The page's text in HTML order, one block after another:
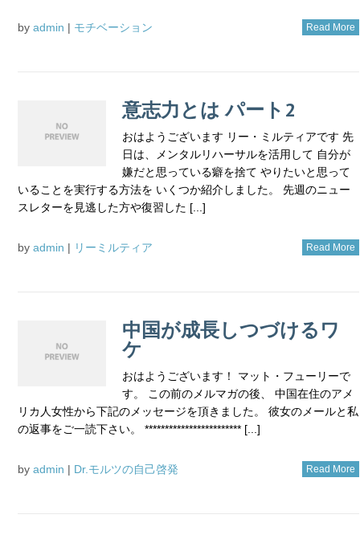
by admin | モチベーション Read More
意志力とは パート2
おはようございます リー・ミルティアです 先
日は、メンタルリハーサルを活用して 自分が
嫌だと思っている癖を捨て やりたいと思って
いることを実行する方法を いくつか紹介しました。 先週のニュー
スレターを見逃した方や復習した [...]
by admin | リーミルティア Read More
中国が成長しつづけるワ
ケ
おはようございます！ マット・フューリーで
す。 この前のメルマガの後、 中国在住のアメ
リカ人女性から下記のメッセージを頂きました。 彼女のメールと私
の返事をご一読下さい。 ************************ [...]
by admin | Dr.モルツの自己啓発 Read More